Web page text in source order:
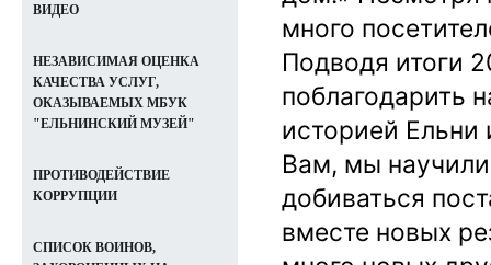
много
Подводя итоги
поблагодарить
историей Ельни
Вам, мы
добиваться
вместе новых
ВИДЕО
НЕЗАВИСИМАЯ ОЦЕНКА
КАЧЕСТВА УСЛУГ,
ОКАЗЫВАЕМЫХ МБУК
"ЕЛЬНИНСКИЙ МУЗЕЙ"
ПРОТИВОДЕЙСТВИЕ
КОРРУПЦИИ
СПИСОК ВОИНОВ,